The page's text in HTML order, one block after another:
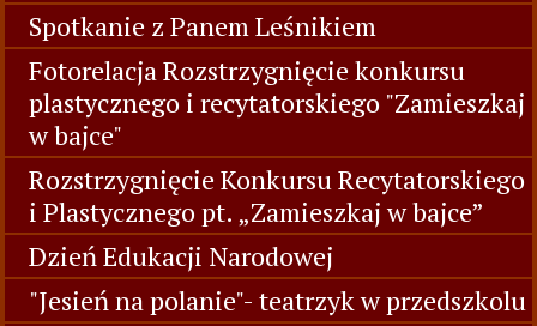
Spotkanie z Panem Leśnikiem
Fotorelacja Rozstrzygnięcie konkursu
plastycznego i recytatorskiego "Zamieszkaj
w bajce"
Rozstrzygnięcie Konkursu Recytatorskiego
i Plastycznego pt. „Zamieszkaj w bajce”
Dzień Edukacji Narodowej
"Jesień na polanie"- teatrzyk w przedszkolu